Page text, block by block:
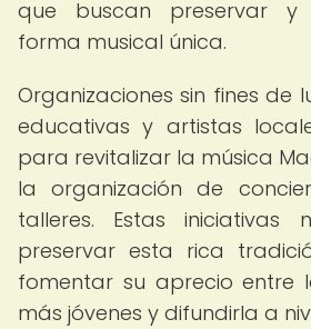
que buscan preservar y
forma musical única.
Organizaciones sin fines de
educativas y artistas
para revitalizar la música
la organización de
talleres. Estas iniciativas
preservar esta rica
fomentar su aprecio entre
más jóvenes y difundirla a